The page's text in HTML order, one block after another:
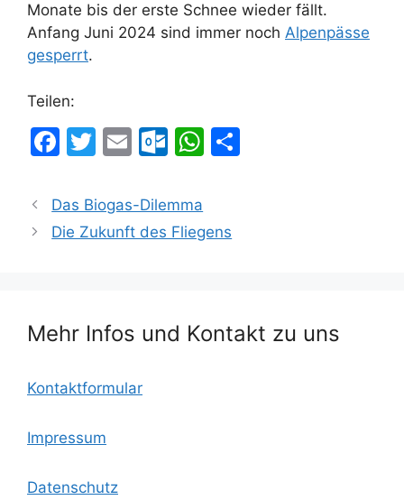
Monate bis der erste Schnee wieder fällt.
Anfang Juni 2024 sind immer noch Alpenpässe
gesperrt.
Teilen:
F
c
e
k
T
itt
er
E
ai
l
O
lo
o
m
W
s
Das Biogas-Dilemma
Die Zukunft des Fliegens
Mehr Infos und Kontakt zu uns
Kontaktformular
Impressum
Datenschutz